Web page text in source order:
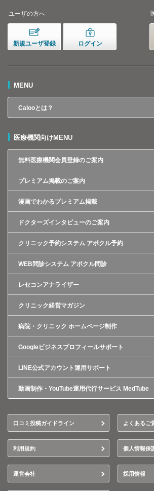
ユーザの方へ
新規ユーザ登録 ログイン
MENU
Calooとは？
医療機関向けMENU
無料医療機関会員登録のご案内
プレミアム掲載のご案内
漫画でわかるプレミアム掲載
ドクターズインタビューのご案内
クリニック予約システム アポクル予約
WEB問診システム アポクル問診
レセコンアナライザー
クリニック経営マガジン
病院・クリニック ホームページ制作
Googleビジネスプロフィールサポート
LINE公式アカウント運用サポート
動画制作・YouTube運用代行サービス MedTube
口コミ投稿ガイドライン よくあるご
利用規約 個人情報保
運営会社 採用情報